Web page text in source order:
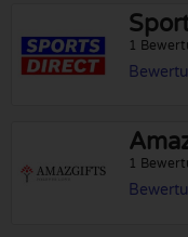
1
1